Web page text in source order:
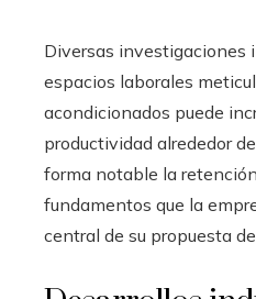
Diversas investigaciones
espacios laborales
acondicionados puede
productividad alrededor
forma notable la
fundamentos que la
central de su propuesta